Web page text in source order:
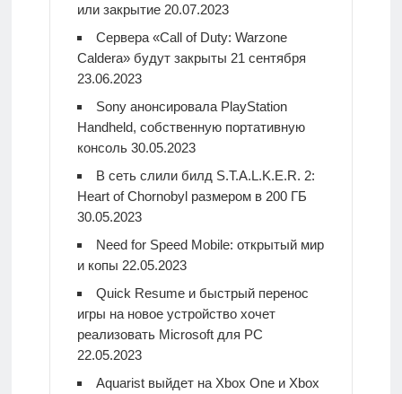
или закрытие 20.07.2023
Сервера «Call of Duty: Warzone
Caldera» будут закрыты 21 сентября
23.06.2023
Sony анонсировала PlayStation
Handheld, собственную портативную
консоль 30.05.2023
В сеть слили билд S.T.A.L.K.E.R. 2:
Heart of Chornobyl размером в 200 ГБ
30.05.2023
Need for Speed Mobile: открытый мир
и копы 22.05.2023
Quick Resume и быстрый перенос
игры на новое устройство хочет
реализовать Microsoft для PC
22.05.2023
Aquarist выйдет на Xbox One и Xbox